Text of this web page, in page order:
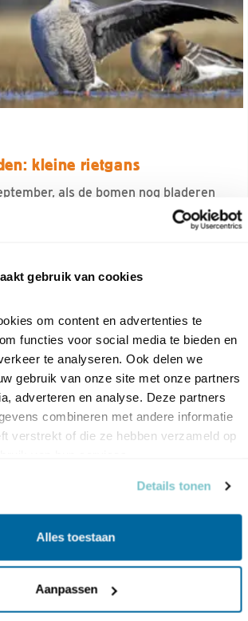
gebruik van cookies
om content en advertenties te
functies voor social media te bieden en
te analyseren. Ook delen we
gebruik van onze site met onze partners
adverteren en analyse. Deze partners
combineren met andere informatie
verstrekt of die ze hebben verzameld op
Details tonen
Alles toestaan
Aanpassen
kleine rietgans
als de bomen nog bladeren
kleine rietgan..
brilduiker
grotere, zoete wateren vind je ook